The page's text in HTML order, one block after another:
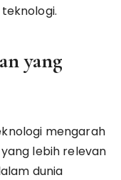
yang
mengarah
lebih relevan
dunia